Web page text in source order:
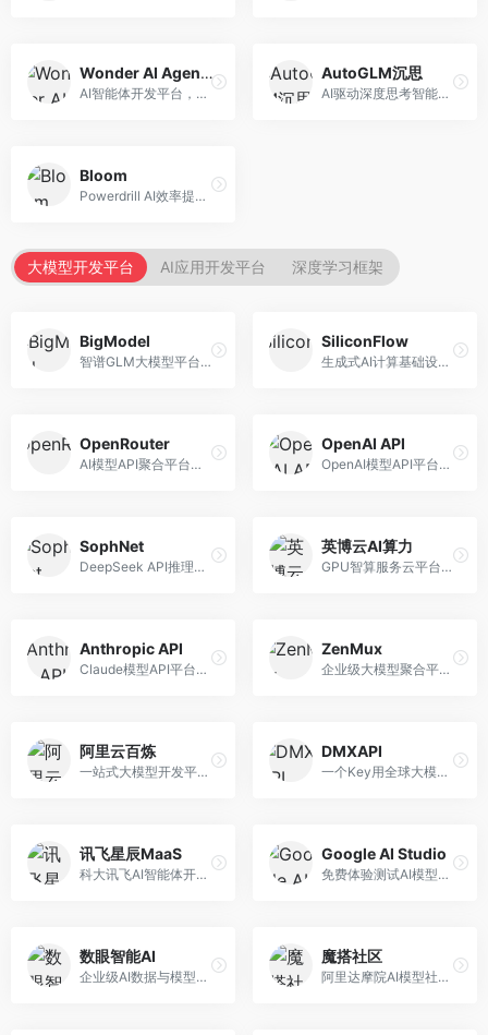
Wonder AI Agents
AI智能体开发平台，专注于低代码智能体创建。面向开发者，提供可视化开发、模板库、部署服务等功能，开发门槛低。
AutoGLM沉思
AI驱动深度思考智能体，专注于复杂推理任务。面向高级用户，提供深度分析、逻辑推理、决策支持等服务，推理能力强。
Bloom
Powerdrill AI效率提升平台，专注于企业智能化。面向企业用户，提供智能体创建、流程自动化、数据分析等服务，企业效率提升显著。
大模型开发平台 AI应用开发平台 深度学习框架
BigModel
智谱GLM大模型平台，提供API调用与模型服务。面向开发者和企业用户，提供GLM系列模型API、微调服务、应用开发工具等，开源生态完善。
SiliconFlow
生成式AI计算基础设施平台，专注于模型推理服务。面向开发者和企业，提供多模型API、高性能推理、成本优化等服务，推理性价比高。
OpenRouter
AI模型API聚合平台，整合多种主流大模型。面向开发者，提供统一API接口、模型对比、成本优化等服务，模型选择灵活。
OpenAI API
OpenAI模型API平台，提供GPT系列模型服务。面向开发者，提供模型API、微调服务、Assistants API等，是AI开发领域的基础设施。
SophNet
DeepSeek API推理平台，专注于DeepSeek模型服务。面向开发者，提供DeepSeek模型API、高性能推理、低成本服务，推理效率高。
英博云AI算力
GPU智算服务云平台，专注于AI算力租赁。面向AI研究者和企业，提供GPU租赁、模型训练、推理服务等，算力资源丰富。
Anthropic API
Claude模型API平台，专注于安全可靠的AI服务。面向开发者，提供Claude系列模型API、安全特性、企业级服务等，API质量高。
ZenMux
企业级大模型聚合平台，专注于企业AI服务。面向企业用户，提供多模型管理、安全合规、成本优化等服务，企业级功能完善。
阿里云百炼
一站式大模型开发平台，深度整合阿里云服务。面向企业开发者和AI团队，提供模型训练、微调、部署、应用开发等全流程服务，企业级功能完善。
DMXAPI
一个Key用全球大模型的聚合平台。面向开发者，提供多模型统一API、简化接入、成本控制等服务，接入便捷。
讯飞星辰MaaS
科大讯飞AI智能体开发平台，专注于企业级模型服务。面向企业用户，提供模型调用、智能体创建、行业解决方案等服务，中文能力突出。
Google AI Studio
免费体验测试AI模型的平台，深度整合Google生态。面向开发者和研究者，提供Gemini模型体验、API密钥管理、提示词测试等服务，免费使用。
数眼智能AI
企业级AI数据与模型服务平台，专注于数据驱动AI。面向企业用户，提供数据管理、模型训练、部署服务等，数据治理能力强。
魔搭社区
阿里达摩院AI模型社区，专注于中文AI生态。面向中文开发者，提供开源模型、数据集、开发工具等资源，中文模型丰富。